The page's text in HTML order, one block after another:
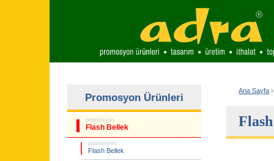
Promosyon Ürünleri
promosyon
Flash Bellek
promosyon
Flash Bellek
Ana Sayfa ›